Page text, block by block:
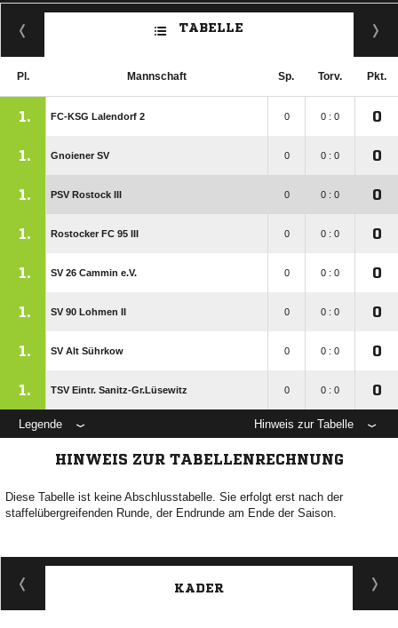
TABELLE
Pl. Mannschaft Sp. Torv. Pkt.
1. FC-KSG Lalendorf 2 0 0 : 0 0
1. Gnoiener SV 0 0 : 0 0
1. PSV Rostock III 0 0 : 0 0
1. Rostocker FC 95 III 0 0 : 0 0
1. SV 26 Cammin e.V. 0 0 : 0 0
1. SV 90 Lohmen II 0 0 : 0 0
1. SV Alt Sührkow 0 0 : 0 0
1. TSV Eintr. Sanitz-Gr.Lüsewitz 0 0 : 0 0
Legende Hinweis zur Tabelle
HINWEIS ZUR TABELLENRECHNUNG
Diese Tabelle ist keine Abschlusstabelle. Sie erfolgt erst nach der
staffelübergreifenden Runde, der Endrunde am Ende der Saison.
KADER